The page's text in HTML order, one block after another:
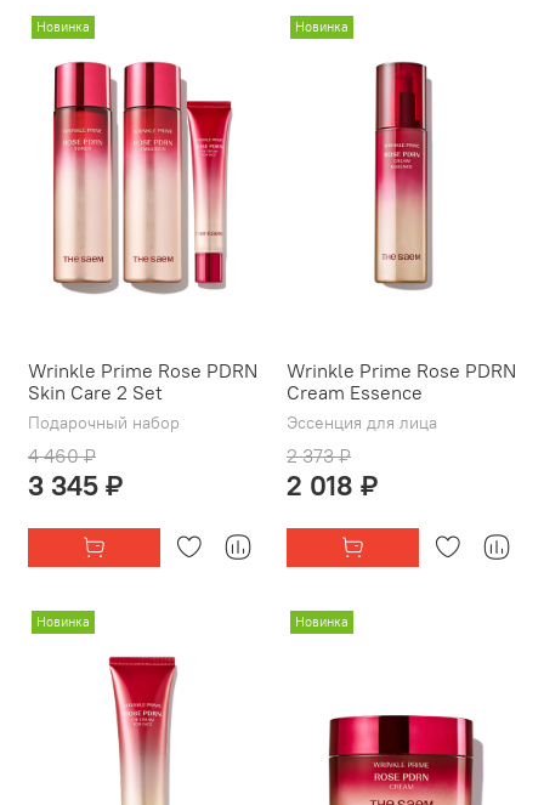
Новинка
Wrinkle Prime Rose PDRN
Skin Care 2 Set
Подарочный набор
4 460 ₽
3 345 ₽
Новинка
Wrinkle Prime Rose PDRN
Cream Essence
Эссенция для лица
2 373 ₽
2 018 ₽
Новинка Новинка